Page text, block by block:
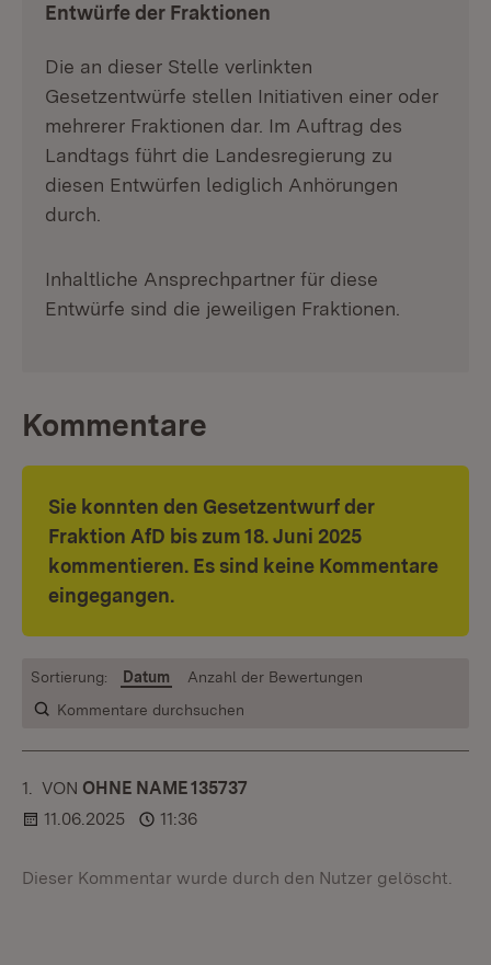
Entwürfe der Fraktionen
Die an dieser Stelle verlinkten
Gesetzentwürfe stellen Initiativen einer oder
mehrerer Fraktionen dar. Im Auftrag des
Landtags führt die Landesregierung zu
diesen Entwürfen lediglich Anhörungen
durch.
Inhaltliche Ansprechpartner für diese
Entwürfe sind die jeweiligen Fraktionen.
Kommentare
Sie konnten den Gesetzentwurf der
Fraktion AfD bis zum 18. Juni 2025
kommentieren. Es sind keine Kommentare
eingegangen.
Kommentare durchsuchen
Sortierung: Datum Anzahl der Bewertungen
1. KOMMENTAR
VON :OHNE NAME 135737
11.06.2025
11:36
Dieser Kommentar wurde durch den Nutzer gelöscht.